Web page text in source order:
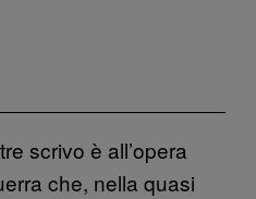
scrivo è all’opera
che, nella quasi